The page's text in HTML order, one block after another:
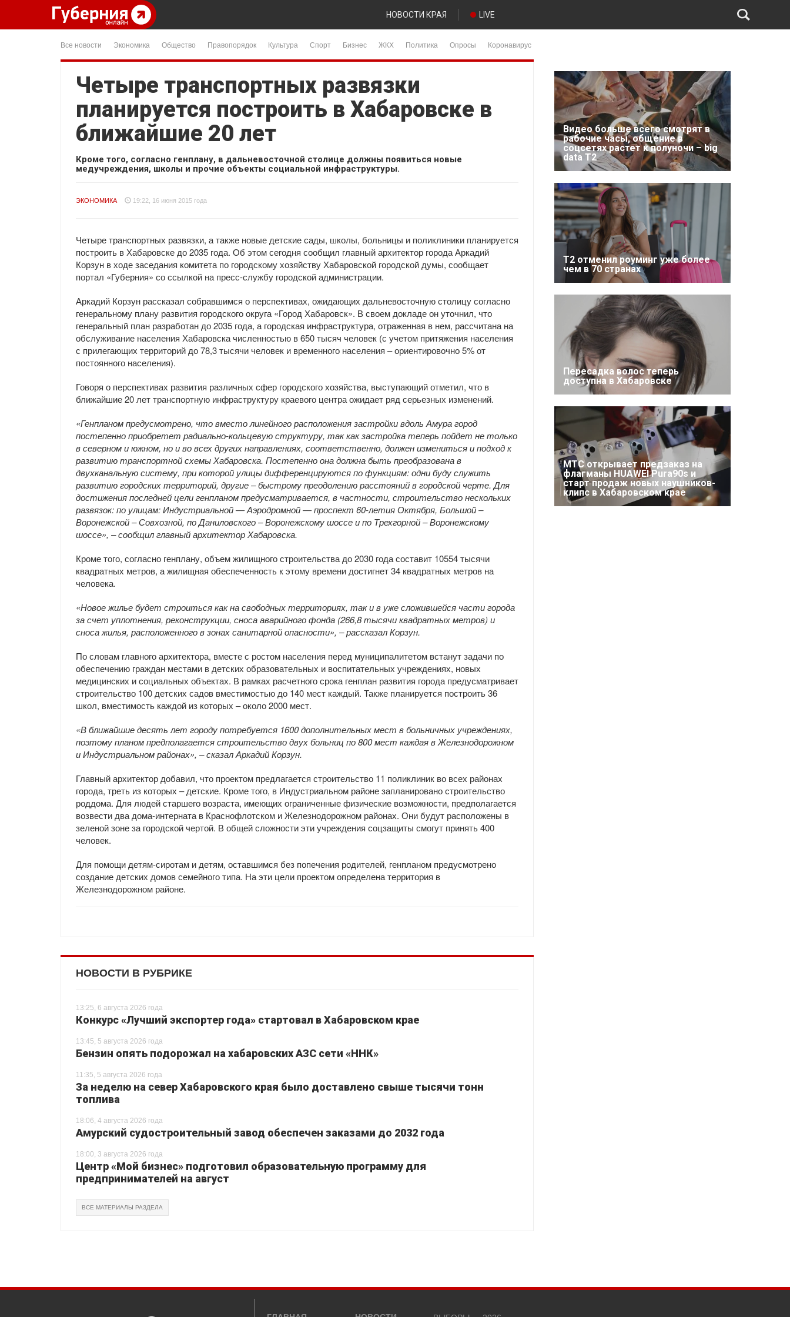
НОВОСТИ КРАЯ LIVE
Все новости Экономика Общество Правопорядок Культура Спорт Бизнес ЖКХ Политика Опросы Коронавирус
Четыре транспортных развязки
планируется построить в Хабаровске в
ближайшие 20 лет
Кроме того, согласно генплану, в дальневосточной столице должны появиться новые
медучреждения, школы и прочие объекты социальной инфраструктуры.
ЭКОНОМИКА 19:22, 16 июня 2015 года
Четыре транспортных развязки, а также новые детские сады, школы, больницы и поликлиники планируется
построить в Хабаровске до 2035 года. Об этом сегодня сообщил главный архитектор города Аркадий
Корзун в ходе заседания комитета по городскому хозяйству Хабаровской городской думы, сообщает
портал «Губерния» со ссылкой на пресс-службу городской администрации.
Аркадий Корзун рассказал собравшимся о перспективах, ожидающих дальневосточную столицу согласно
генеральному плану развития городского округа «Город Хабаровск». В своем докладе он уточнил, что
генеральный план разработан до 2035 года, а городская инфраструктура, отраженная в нем, рассчитана на
обслуживание населения Хабаровска численностью в 650 тысяч человек (с учетом притяжения населения
с прилегающих территорий до 78,3 тысячи человек и временного населения – ориентировочно 5% от
постоянного населения).
Говоря о перспективах развития различных сфер городского хозяйства, выступающий отметил, что в
ближайшие 20 лет транспортную инфраструктуру краевого центра ожидает ряд серьезных изменений.
«Генпланом предусмотрено, что вместо линейного расположения застройки вдоль Амура город
постепенно приобретет радиально-кольцевую структуру, так как застройка теперь пойдет не только
в северном и южном, но и во всех других направлениях, соответственно, должен измениться и подход к
развитию транспортной схемы Хабаровска. Постепенно она должна быть преобразована в
двухканальную систему, при которой улицы дифференцируются по функциям: одни буду служить
развитию городских территорий, другие – быстрому преодолению расстояний в городской черте. Для
достижения последней цели генпланом предусматривается, в частности, строительство нескольких
развязок: по улицам: Индустриальной — Аэродромной — проспект 60-летия Октября, Большой –
Воронежской – Совхозной, по Даниловского – Воронежскому шоссе и по Трехгорной – Воронежскому
шоссе», – сообщил главный архитектор Хабаровска.
Кроме того, согласно генплану, объем жилищного строительства до 2030 года составит 10554 тысячи
квадратных метров, а жилищная обеспеченность к этому времени достигнет 34 квадратных метров на
человека.
«Новое жилье будет строиться как на свободных территориях, так и в уже сложившейся части города
за счет уплотнения, реконструкции, сноса аварийного фонда (266,8 тысячи квадратных метров) и
сноса жилья, расположенного в зонах санитарной опасности», – рассказал Корзун.
По словам главного архитектора, вместе с ростом населения перед муниципалитетом встанут задачи по
обеспечению граждан местами в детских образовательных и воспитательных учреждениях, новых
медицинских и социальных объектах. В рамках расчетного срока генплан развития города предусматривает
строительство 100 детских садов вместимостью до 140 мест каждый. Также планируется построить 36
школ, вместимость каждой из которых – около 2000 мест.
«В ближайшие десять лет городу потребуется 1600 дополнительных мест в больничных учреждениях,
поэтому планом предполагается строительство двух больниц по 800 мест каждая в Железнодорожном
и Индустриальном районах», – сказал Аркадий Корзун.
Главный архитектор добавил, что проектом предлагается строительство 11 поликлиник во всех районах
города, треть из которых – детские. Кроме того, в Индустриальном районе запланировано строительство
роддома. Для людей старшего возраста, имеющих ограниченные физические возможности, предполагается
возвести два дома-интерната в Краснофлотском и Железнодорожном районах. Они будут расположены в
зеленой зоне за городской чертой. В общей сложности эти учреждения соцзащиты смогут принять 400
человек.
Для помощи детям-сиротам и детям, оставшимся без попечения родителей, генпланом предусмотрено
создание детских домов семейного типа. На эти цели проектом определена территория в
Железнодорожном районе.
НОВОСТИ В РУБРИКЕ
13:25, 6 августа 2026 года
Конкурс «Лучший экспортер года» стартовал в Хабаровском крае
13:45, 5 августа 2026 года
Бензин опять подорожал на хабаровских АЗС сети «ННК»
11:35, 5 августа 2026 года
За неделю на север Хабаровского края было доставлено свыше тысячи тонн
топлива
18:06, 4 августа 2026 года
Амурский судостроительный завод обеспечен заказами до 2032 года
18:00, 3 августа 2026 года
Центр «Мой бизнес» подготовил образовательную программу для
предпринимателей на август
ВСЕ МАТЕРИАЛЫ РАЗДЕЛА
Видео больше всего смотрят в
рабочие часы, общение в
соцсетях растет к полуночи – big
data T2
Т2 отменил роуминг уже более
чем в 70 странах
Пересадка волос теперь
доступна в Хабаровске
МТС открывает предзаказ на
флагманы HUAWEI Pura90s и
старт продаж новых наушников-
клипс в Хабаровском крае